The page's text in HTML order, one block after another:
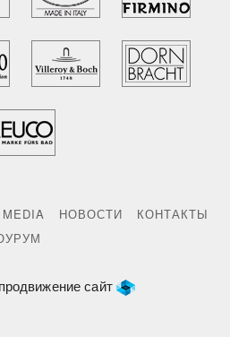
MEDIA НОВОСТИ
КОНТАКТЫ
продвижение сайт